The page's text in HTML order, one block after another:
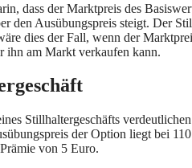
dass der Marktpreis des
den Ausübungspreis steigt. Der
dies der Fall, wenn der
ihn am Markt verkaufen kann.
Stillhaltergeschäfts
der Option liegt bei
von 5 Euro.